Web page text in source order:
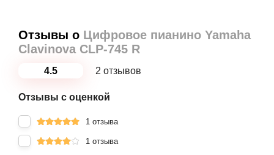
Отзывы о Цифровое пианино Yamaha
Clavinova CLP-745 R
Отзывы с оценкой
1 отзыва
1 отзыва
4.5 2 отзывов